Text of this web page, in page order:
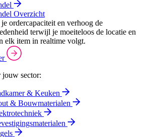
Overzicht
ordercapaciteit en verhoog de
terwijl je moeiteloos de locatie en
elk item in realtime volgt.
jouw sector:
& Keuken
& Bouwmaterialen